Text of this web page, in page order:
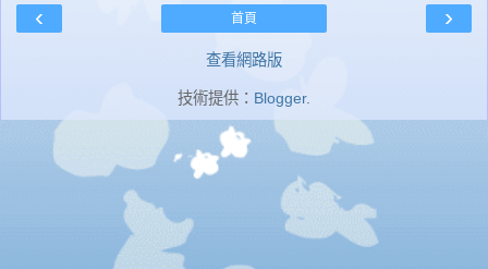
‹ ›
首頁
查看網路版
技術提供： Blogger.